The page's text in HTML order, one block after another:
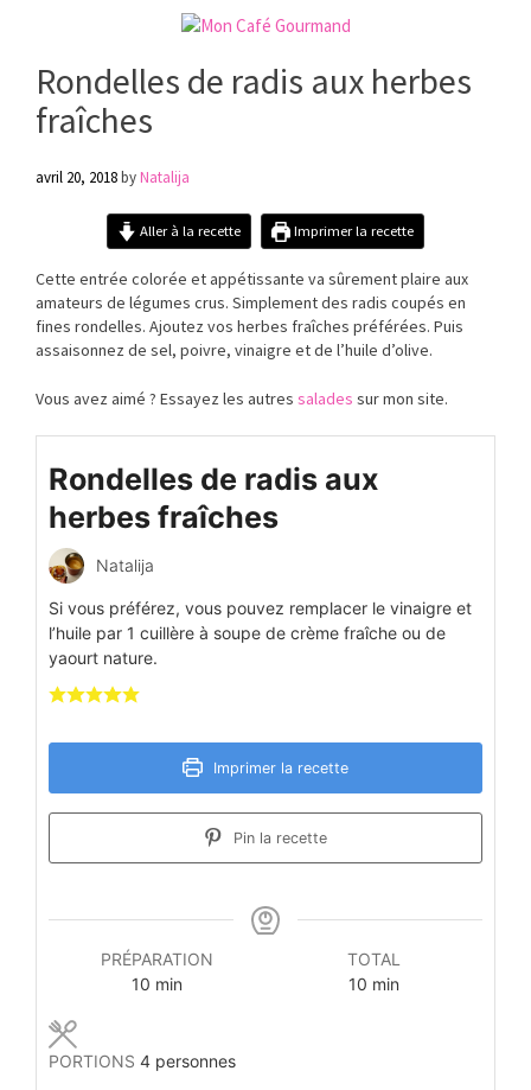
Rondelles de radis aux herbes
fraîches
avril 20, 2018byNatalija
Aller à la recette Imprimer la recette
Cette entrée colorée et appétissante va sûrementplaire aux
amateurs de légumes crus. Simplement des radis coupés en
fines rondelles. Ajoutez vos herbes fraîches préférées. Puis
assaisonnez de sel, poivre, vinaigre et de l’huile d’olive.
Vous avez aimé ? Essayez les autres salades sur mon site.
Rondelles de radis aux
herbes fraîches
Natalija
Si vous préférez, vous pouvez remplacer le vinaigre et
l’huile par 1 cuillère à soupe de crème fraîche ou de
yaourt nature.
Imprimer la recette
Pin la recette
PRÉPARATION
10 minutes
min
TOTAL
10 minutes
min
PORTIONS 4 personnes